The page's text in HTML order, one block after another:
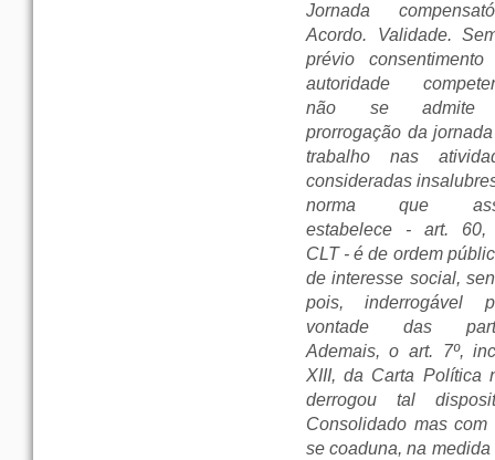
Jornada
Acordo. Validade.
prévio
autoridade
não se
prorrogação da
trabalho nas
consideradas
norma que
estabelece - art. 60,
CLT - é de ordem
de interesse social,
pois, inderrogável
vontade das
Ademais, o art. 7º,
XIII, da Carta Política
derrogou tal
Consolidado mas com
se coaduna, na medida